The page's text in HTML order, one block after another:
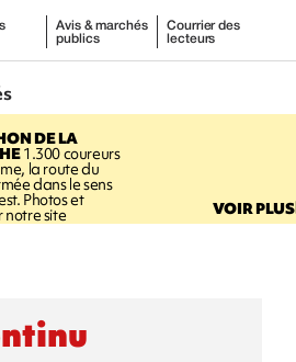
Avis & marchés
publics
Courrier des
lecteurs
DE LA
1.300 coureurs
la route du
dans le sens
Photos et
notre site VOIR PLUS